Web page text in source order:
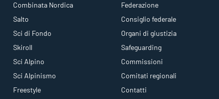
Combinata Nordica
Salto
Sci di Fondo
Skiroll
Sci Alpino
Sci Alpinismo
Freestyle
Federazione
Consiglio federale
Organi di giustizia
Safeguarding
Commissioni
Comitati regionali
Contatti